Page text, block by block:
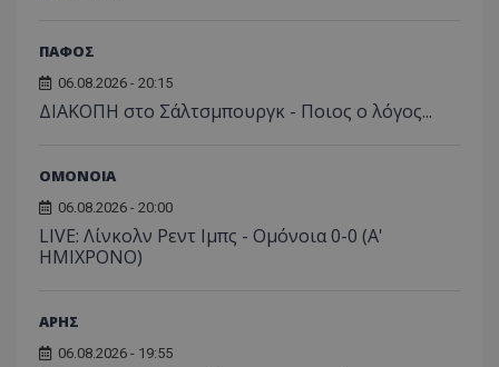
ΠΑΦΟΣ
06.08.2026 - 20:15
ΔΙΑΚΟΠΗ στο Σάλτσμπουργκ - Ποιος ο λόγος...
ΟΜΟΝΟΙΑ
06.08.2026 - 20:00
LIVE: Λίνκολν Ρεντ Ιμπς - Ομόνοια 0-0 (Α'
ΗΜΙΧΡΟΝΟ)
ΑΡΗΣ
06.08.2026 - 19:55